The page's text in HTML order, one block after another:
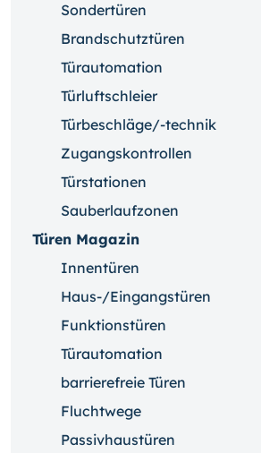
Sondertüren
Brandschutztüren
Türautomation
Türluftschleier
Türbeschläge/-technik
Zugangskontrollen
Türstationen
Sauberlaufzonen
Türen Magazin
Innentüren
Haus-/Eingangstüren
Funktionstüren
Türautomation
barrierefreie Türen
Fluchtwege
Passivhaustüren